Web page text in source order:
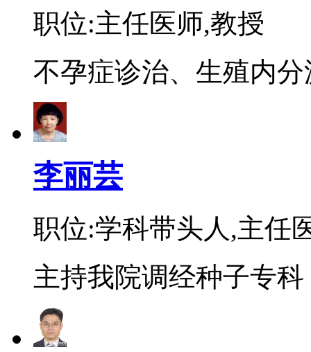
职位:主任医师,教授
不孕症诊治、生殖内
李丽芸
职位:学科带头人,主任
主持我院调经种子专